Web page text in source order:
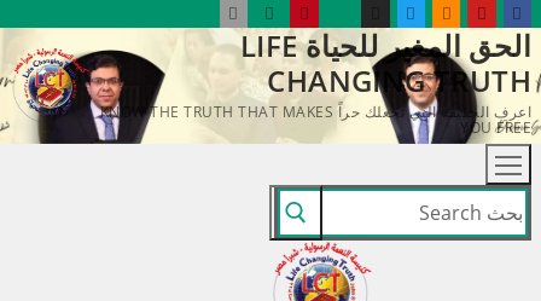
التجاوز
إلى
المحتوى
الحق المغير للحياة LIFE
CHANGING TRUTH
اعرف الحقيقة التي تجعلك حراً KNOW THE TRUTH THAT MAKES
YOU FREE
البحث
عن: